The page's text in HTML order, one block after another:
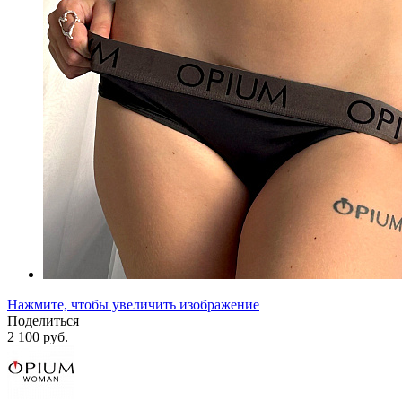
Нажмите, чтобы увеличить изображение
Поделиться
2 100 руб.